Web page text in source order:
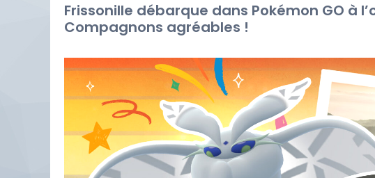
Frissonille débarque dans Pokémon GO à
Compagnons agréables !